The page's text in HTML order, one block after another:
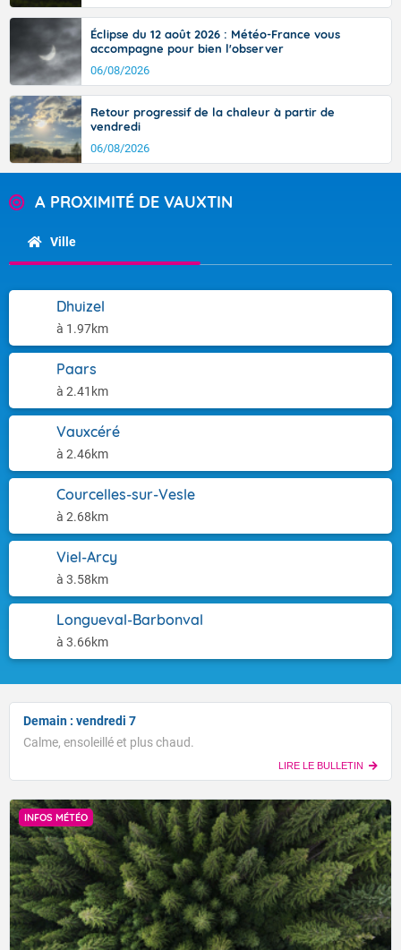
Éclipse du 12 août 2026 : Météo-France vous
accompagne pour bien l'observer
06/08/2026
Retour progressif de la chaleur à partir de
vendredi
06/08/2026
A PROXIMITÉ DE VAUXTIN
Ville
Dhuizel
à 1.97km
Paars
à 2.41km
Vauxcéré
à 2.46km
Courcelles-sur-Vesle
à 2.68km
Viel-Arcy
à 3.58km
Longueval-Barbonval
à 3.66km
Demain : vendredi 7
Calme, ensoleillé et plus chaud.
LIRE LE BULLETIN
INFOS MÉTÉO